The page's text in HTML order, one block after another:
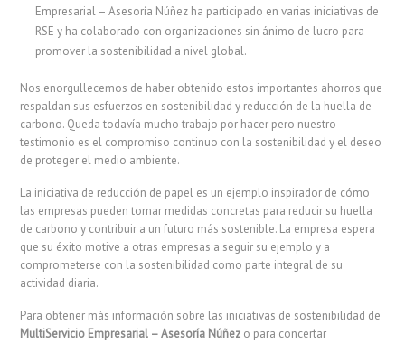
Empresarial – Asesoría Núñez ha participado en varias iniciativas de
RSE y ha colaborado con organizaciones sin ánimo de lucro para
promover la sostenibilidad a nivel global.
Nos enorgullecemos de haber obtenido estos importantes ahorros que
respaldan sus esfuerzos en sostenibilidad y reducción de la huella de
carbono. Queda todavía mucho trabajo por hacer pero nuestro
testimonio es el compromiso continuo con la sostenibilidad y el deseo
de proteger el medio ambiente.
La iniciativa de reducción de papel es un ejemplo inspirador de cómo
las empresas pueden tomar medidas concretas para reducir su huella
de carbono y contribuir a un futuro más sostenible. La empresa espera
que su éxito motive a otras empresas a seguir su ejemplo y a
comprometerse con la sostenibilidad como parte integral de su
actividad diaria.
Para obtener más información sobre las iniciativas de sostenibilidad de
MultiServicio Empresarial – Asesoría Núñez o para concertar